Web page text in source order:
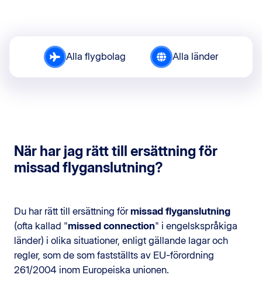
Alla flygbolag Alla länder
När har jag rätt till ersättning för
missad flyganslutning?
Du har rätt till ersättning förmissad flyganslutning
(ofta kallad "missed connection" i engelskspråkiga
länder) i olika situationer, enligt gällande lagar och
regler, som de som fastställts av EU-förordning
261/2004 inom Europeiska unionen.